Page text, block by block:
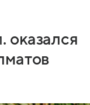
оказался